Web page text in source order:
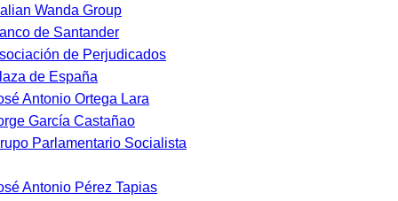
Wanda Group
de Santander
de Perjudicados
de España
Antonio Ortega Lara
García Castañao
Parlamentario Socialista
Antonio Pérez Tapias